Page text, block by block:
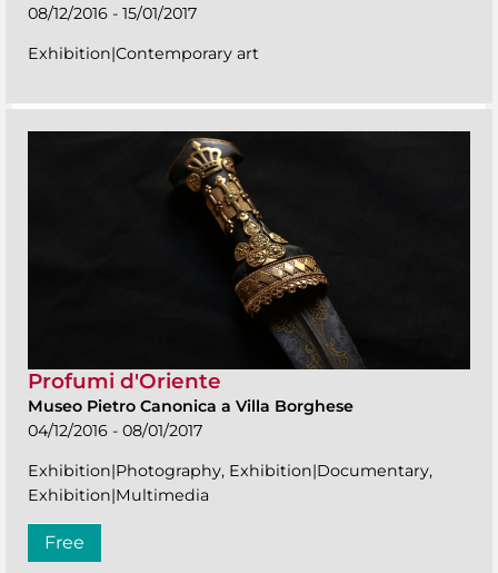
08/12/2016 - 15/01/2017
Exhibition|Contemporary art
Profumi d'Oriente
Museo Pietro Canonica a Villa Borghese
04/12/2016 - 08/01/2017
Exhibition|Photography, Exhibition|Documentary,
Exhibition|Multimedia
Free